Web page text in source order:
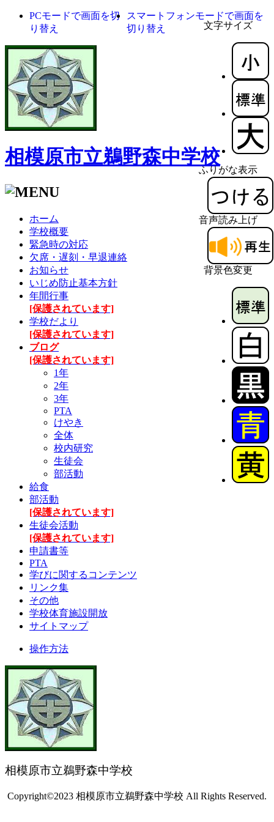
文字サイズ
ふりがな表示
音声読み上げ
背景色変更
PCモードで画面を切
り替え
スマートフォンモードで画面を
切り替え
相模原市立鵜野森中学校
ホーム
学校概要
緊急時の対応
欠席・遅刻・早退連絡
お知らせ
いじめ防止基本方針
年間行事
[保護されています]
学校だより
[保護されています]
ブログ
[保護されています]
1年
2年
3年
PTA
けやき
全体
校内研究
生徒会
部活動
給食
部活動
[保護されています]
生徒会活動
[保護されています]
申請書等
PTA
学びに関するコンテンツ
リンク集
その他
学校体育施設開放
サイトマップ
操作方法
相模原市立鵜野森中学校
Copyright©2023 相模原市立鵜野森中学校 All Rights Reserved.